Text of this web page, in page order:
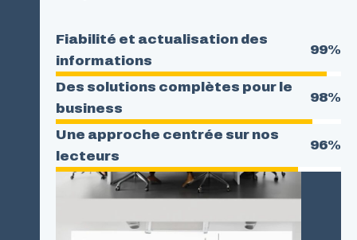
Fiabilité et actualisation des
informations
99%
Des solutions complètes pour le
business
98%
Une approche centrée sur nos
lecteurs
96%